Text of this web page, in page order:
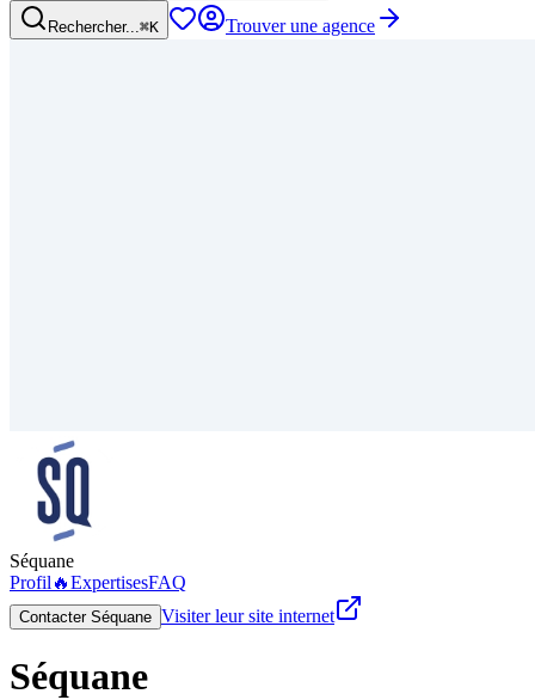
Rechercher...⌘K Trouver une agence
Séquane
Profil 🔥ExpertisesFAQ
Contacter Séquane Visiter leur site internet
Séquane